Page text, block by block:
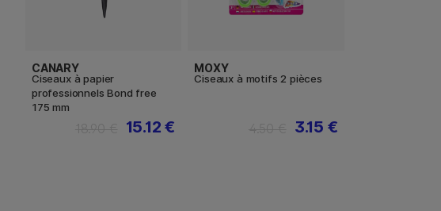
CANARY
Ciseaux à papier
professionnels Bond free
175 mm
15.12 €
MOXY
Ciseaux à motifs 2 pièces
3.15 €